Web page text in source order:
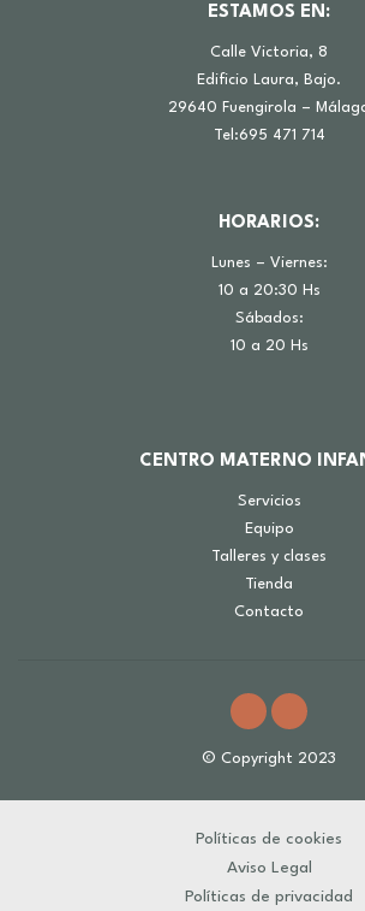
ESTAMOS EN:
Calle Victoria, 8
Edificio Laura, Bajo.
29640 Fuengirola –
Tel:695 471 714
HORARIOS:
Lunes – Viernes:
10 a 20:30 Hs
Sábados:
10 a 20 Hs
CENTRO MATERNO
Servicios
Equipo
Talleres y clases
Tienda
Contacto
© Copyright 2023
Políticas de cookies
Aviso Legal
Políticas de privacidad